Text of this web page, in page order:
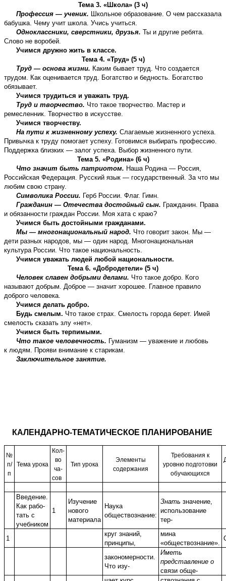
Тема 3. «Школа» (3 ч)
Профессия — ученик.
Школьное образование. О чем рассказала
бабушка. Чему учит школа. Учись учиться.
Одноклассники, сверстники, друзья. Ты и другие ребята.
Слово не воробей.
Учимся дружно жить в классе.
Тема 4. «Труд» (5 ч)
Труд — основа жизни. Каким бывает труд. Что создается
трудом. Как оценивается труд. Богатство и бедность. Богатство
обязывает.
Учимся трудиться и уважать труд.
Труд и творчество. Что такое творчество. Мастер и
ремесленник. Творчество в искусстве.
Учимся творчеству.
На пути к жизненному успеху. Слагаемые жизненного успеха.
Привычка к труду помогает успеху. Готовимся выбирать профессию.
Поддержка близких — залог успеха. Выбор жизненного пути.
Тема 5. «Родина» (6 ч)
Что значит быть патриотом. Наша Родина — Россия,
Российская Федерация. Русский язык — государственный. За что мы
любим свою страну.
Символика России. Герб России. Флаг. Гимн.
Гражданин — Отечества достойный сын. Гражданин. Права
и обязанности граждан России. Моя хата с краю?
Учимся быть достойными гражданами.
Мы — многонациональный народ. Что говорит закон. Мы —
дети разных народов, мы — один народ. Многонациональная
культура России. Что такое национальность.
Учимся уважать людей любой национальности.
Тема 6. «Добродетели» (5 ч)
Человек славен добрыми делами. Что такое добро. Кого
называют добрым. Доброе — значит хорошее. Главное правило
доброго человека.
Учимся делать добро.
Будь смелым. Что такое страх. Смелость города берет. Имей
смелость сказать злу «нет».
Учимся быть терпимыми.
Что такое человечность. Гуманизм — уважение и любовь
к людям. Прояви внимание к старикам.
Заключительное занятие.
КАЛЕНДАРНО-ТЕМАТИЧЕСКОЕ ПЛАНИРОВАНИЕ
№
п/
п
Тема урока
Кол-
во
ча-
сов
Тип урока
Элементы
содержания
Требования к
уровню подготовки
обучающихся
Введение.
Как рабо-
тать с
учебником
1
Изучение
нового
материала
Наука
обществознание:
Знать значение,
использование
тер-
1
круг знаний,
принципы,
мина
«обществознание».
закономерности.
Что изу-
Иметь
представление о
связи обще-